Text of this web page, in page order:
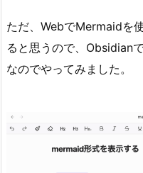
ただ、WebでMermaidを
ると思うので、Obsidian
なのでやってみました。